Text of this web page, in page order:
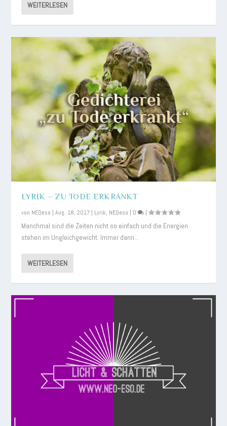
WEITERLESEN
LYRIK – ZU TODE ERKRANKT
von NEOeso |Aug. 18, 2017 | Lyrik, NEOeso | 0 |
Manchmal sind die Zeiten nicht so einfach und die Energien
stehen im Ungleichgewicht. Immer dann...
WEITERLESEN